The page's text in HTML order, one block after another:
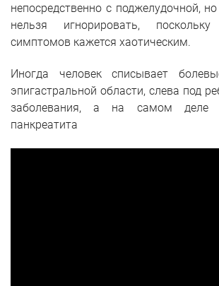
непосредственно с поджелудочной,
нельзя игнорировать,
симптомов кажется хаотическим.
Иногда человек списывает
эпигастральной области, слева под
заболевания, а на самом деле
панкреатита